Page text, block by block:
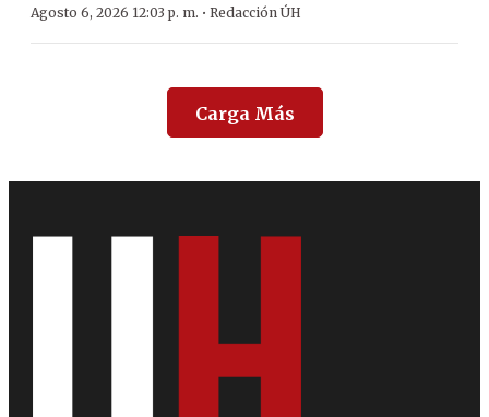
Agosto 6, 2026 12:03 p. m. · Redacción ÚH
Carga Más